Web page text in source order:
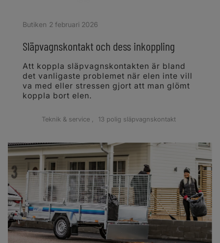
Butiken 2 februari 2026
Släpvagnskontakt och dess inkoppling
Att koppla släpvagnskontakten är bland
det vanligaste problemet när elen inte vill
va med eller stressen gjort att man glömt
koppla bort elen.
Teknik & service 13 polig släpvagnskontakt